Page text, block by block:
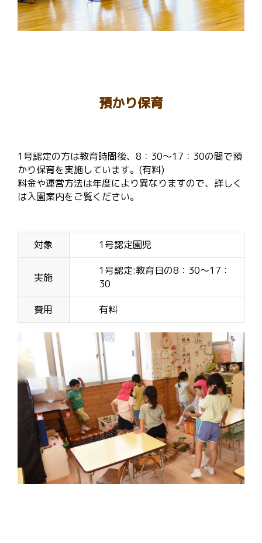
預かり保育
1号認定の方は教育時間後、8：30～17：30の間で預
かり保育を実施しています。(有料)
料金や運営方法は年度により異なりますので、詳しく
は入園案内をご覧ください。
対象 1号認定園児
実施
1号認定:教育日の8：30～17：
30
費用
有料